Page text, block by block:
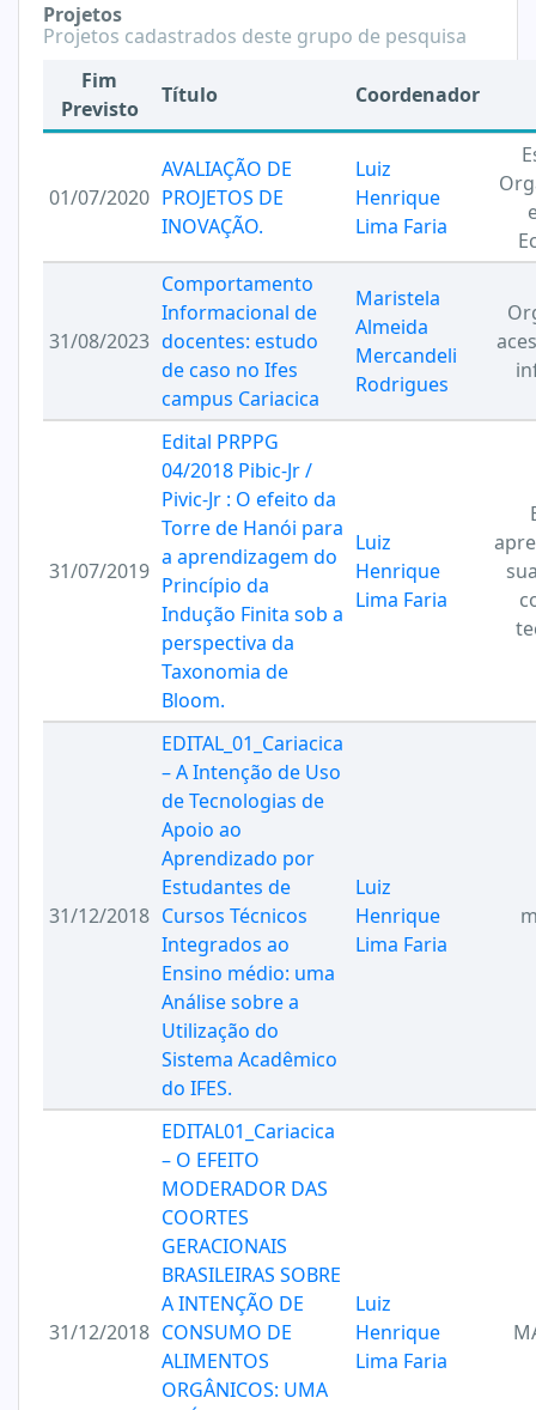
Projetos
Projetos cadastrados deste grupo de pesquisa
Fim
Previsto
Título Coordenador
01/07/2020
AVALIAÇÃO DE
PROJETOS DE
INOVAÇÃO.
Luiz
Henrique
Lima Faria
31/08/2023
Comportamento
Informacional de
docentes: estudo
de caso no Ifes
campus Cariacica
Maristela
Almeida
Mercandeli
Rodrigues
31/07/2019
Edital PRPPG
04/2018 Pibic-Jr /
Pivic-Jr : O efeito da
Torre de Hanói para
a aprendizagem do
Princípio da
Indução Finita sob a
perspectiva da
Taxonomia de
Bloom.
Luiz
Henrique
Lima Faria
31/12/2018
EDITAL_01_Cariacica
– A Intenção de Uso
de Tecnologias de
Apoio ao
Aprendizado por
Estudantes de
Cursos Técnicos
Integrados ao
Ensino médio: uma
Análise sobre a
Utilização do
Sistema Acadêmico
do IFES.
Luiz
Henrique
Lima Faria
31/12/2018
EDITAL01_Cariacica
– O EFEITO
MODERADOR DAS
COORTES
GERACIONAIS
BRASILEIRAS SOBRE
A INTENÇÃO DE
CONSUMO DE
ALIMENTOS
ORGÂNICOS: UMA
Luiz
Henrique
Lima Faria